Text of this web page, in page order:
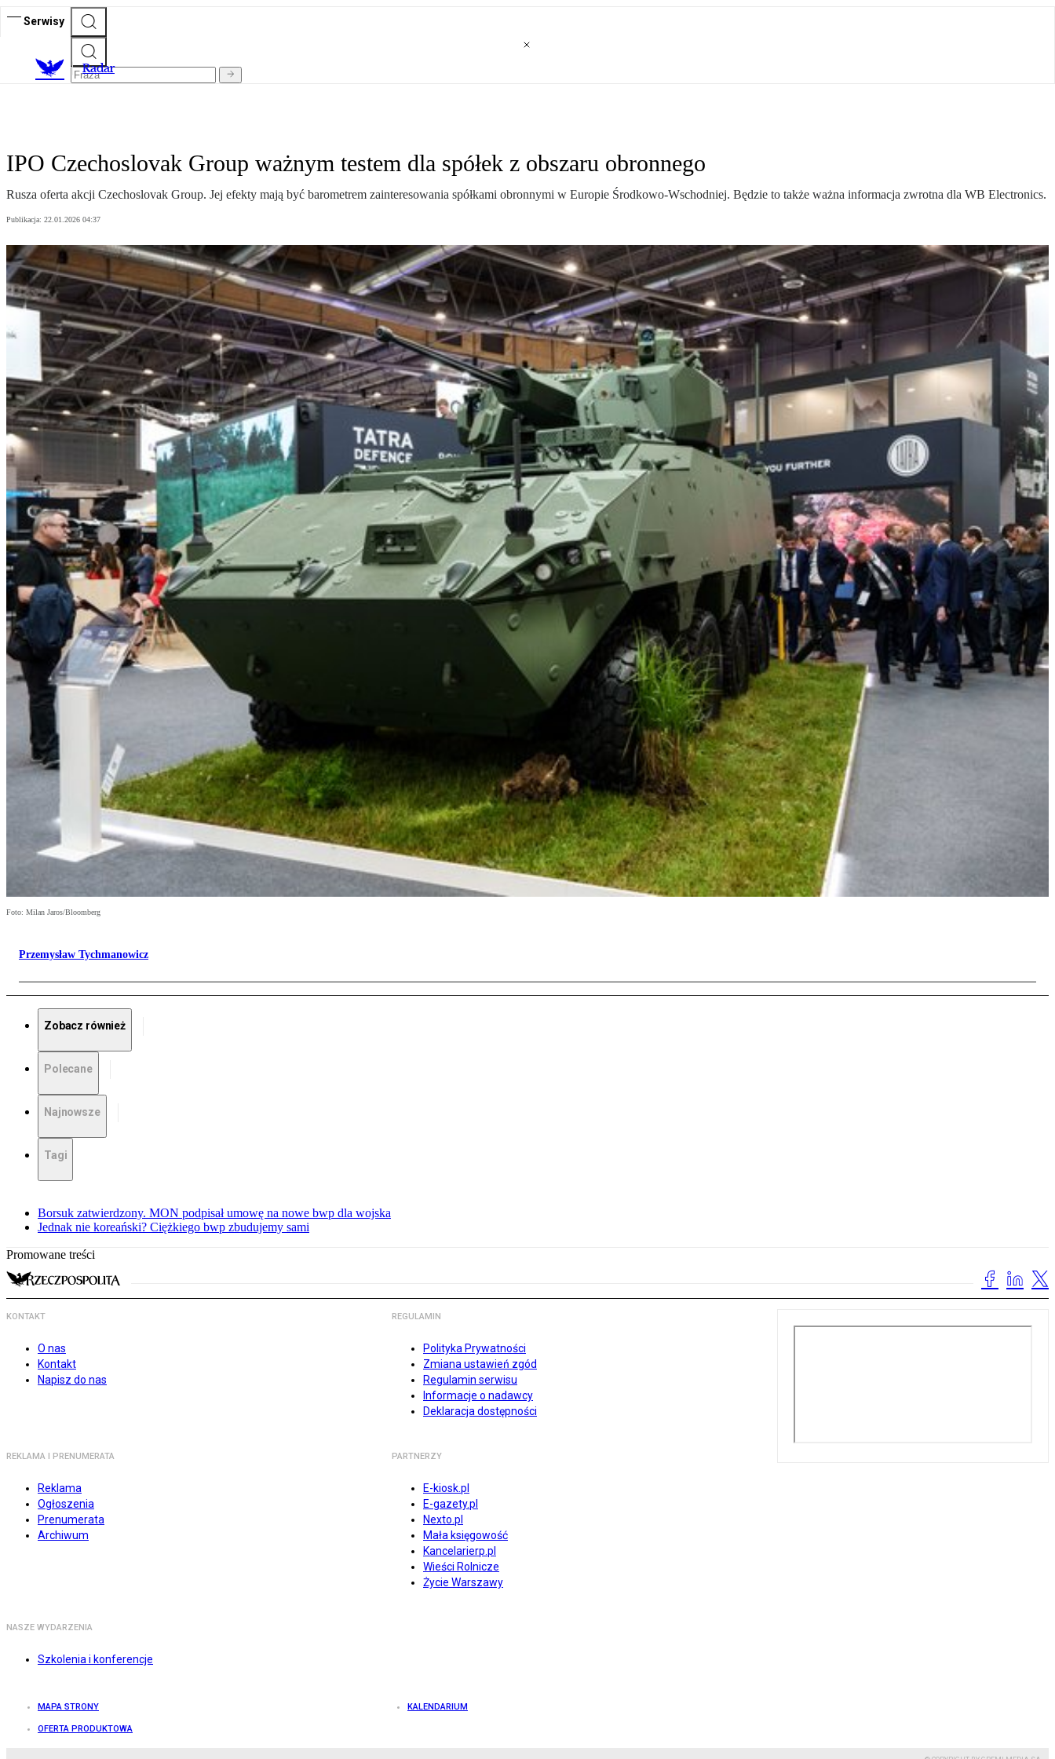
Serwisy
Radar
IPO Czechoslovak Group ważnym testem dla spółek z obszaru obronnego
Rusza oferta akcji Czechoslovak Group. Jej efekty mają być barometrem zainteresowania spółkami obronnymi w Europie Środkowo-Wschodniej. Będzie to także ważna informacja zwrotna dla WB Electronics.
Publikacja: 22.01.2026 04:37
Foto: Milan Jaros/Bloomberg
Przemysław Tychmanowicz
Zobacz również
Polecane
Najnowsze
Tagi
Borsuk zatwierdzony. MON podpisał umowę na nowe bwp dla wojska
Jednak nie koreański? Ciężkiego bwp zbudujemy sami
Promowane treści
KONTAKT
O nas
Kontakt
Napisz do nas
REGULAMIN
Polityka Prywatności
Zmiana ustawień zgód
Regulamin serwisu
Informacje o nadawcy
Deklaracja dostępności
REKLAMA I PRENUMERATA
Reklama
Ogłoszenia
Prenumerata
Archiwum
PARTNERZY
E-kiosk.pl
E-gazety.pl
Nexto.pl
Mała księgowość
Kancelarierp.pl
Wieści Rolnicze
Życie Warszawy
NASZE WYDARZENIA
Szkolenia i konferencje
MAPA STRONY KALENDARIUM
OFERTA PRODUKTOWA